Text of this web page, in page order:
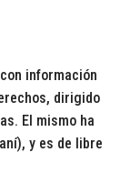
información
dirigido
El mismo ha
y es de libre